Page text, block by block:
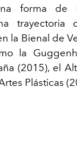
forma de
la Bienal de
la
(2015), el
Plásticas